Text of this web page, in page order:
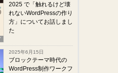
2025 で「触れるけど壊
れないWordPressの作り
方」についてお話しまし
た
2025年6月15日
ブロックテーマ時代の
WordPress制作ワークフ